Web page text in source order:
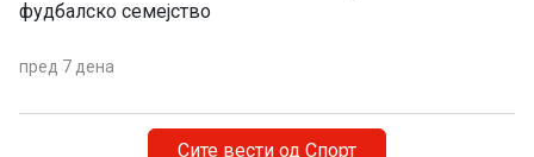
фудбалско семејство
пред 7 дена
Сите вести од Спорт